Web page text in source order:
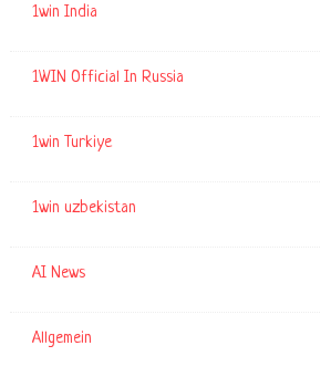
1win India
1WIN Official In Russia
1win Turkiye
1win uzbekistan
AI News
Allgemein